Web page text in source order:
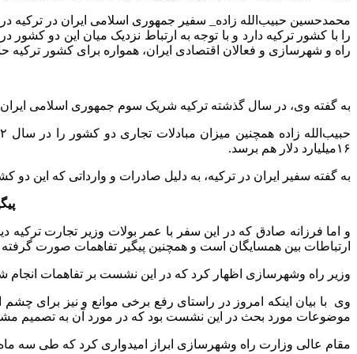
محمدحسین حبیب‌الله زاده_ سفیر جمهوری اسلامی ایران در ترکیه
را با کشور ترکیه دارد و با توجه به ارتباط نزدیک میان این دو
راه و شهرسازی و فعالان اقتصادی ایران، همواره برای کشور ترکیه
به گفته وی، در سال گذشته ترکیه شریک سوم جمهوری اسلامی
۱۶میلیارد دلار هم برسد.
به گفته سفیر ایران در ترکیه، به دلیل صادرات و وارداتی که این
و اما فرزانه صادق که در این سفر با عمر بولات وزیر تجارت
ارتباطات بین همسایگان است و همچنین پیگیر تفاهمات صورت
وزیر راه وشهرسازی اظهار کرد که در این نشست بر تفاهمات انجام شده و بر اینکه چشم
وی با بیان اینکه امروز در راستای رفع برخی موانع و نیز برای
موضوعات مورد بحث در این نشست بود که در مورد آن به تصمیم
مقام عالی وزارت راه وشهرسازی ابراز امیدواری کرد که طی سه